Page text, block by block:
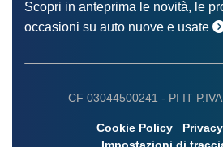
Scopri in anteprima le novità, le
occasioni su auto nuove e usate
CF 03044500241 - PI IT
Cookie Policy
Impostazioni di